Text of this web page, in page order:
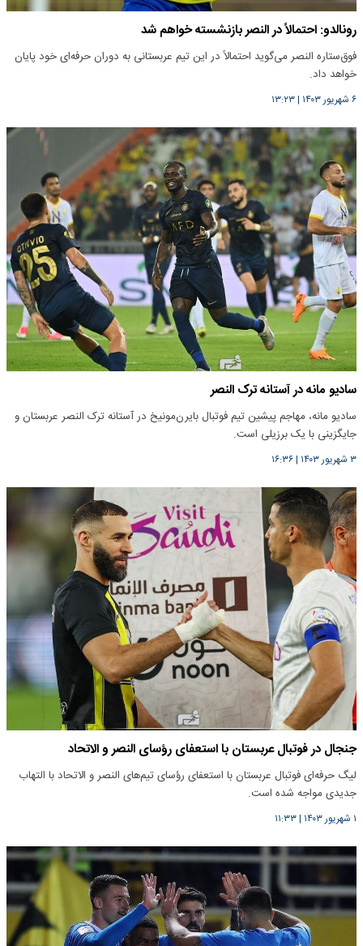
رونالدو: احتمالاً در النصر بازنشسته خواهم شد
فوق‌ستاره النصر می‌گوید احتمالاً در این تیم عربستانی به دوران حرفه‌ای خود پایان
خواهد داد.
۶ شهریور ۱۴۰۳ |۱۳:۲۳
سادیو مانه در آستانه ترک النصر
سادیو مانه، مهاجم پیشین تیم فوتبال بایرن‌مونیخ در آستانه ترک النصر عربستان و
جایگزینی با یک برزیلی است.
۳ شهریور ۱۴۰۳ |۱۶:۳۶
جنجال در فوتبال عربستان با استعفای رؤسای النصر و الاتحاد
لیگ حرفه‌ای فوتبال عربستان با استعفای رؤسای تیم‌های النصر و الاتحاد با التهاب
جدیدی مواجه شده است.
۱ شهریور ۱۴۰۳ |۱۱:۳۳